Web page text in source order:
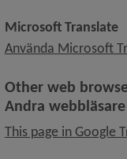
Microsoft Translate
Använda Microsoft
Other web
Andra webbläsare
This page in Google